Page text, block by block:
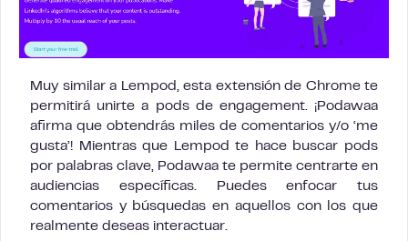
Muy similar a Lempod, esta extensión de Chrome te
permitirá unirte a pods de engagement. ¡Podawaa
afirma que obtendrás miles de comentarios y/o ‘me
gusta’! Mientras que Lempod te hace buscar pods
por palabras clave, Podawaa te permite centrarte en
audiencias específicas. Puedes enfocar tus
comentarios y búsquedas en aquellos con los que
realmente deseas interactuar.